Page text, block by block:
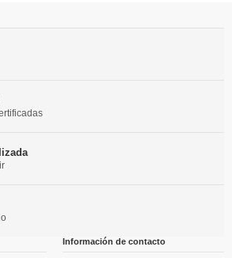
Información de contacto